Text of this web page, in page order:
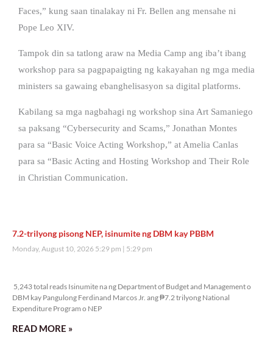
Faces,” kung saan tinalakay ni Fr. Bellen ang mensahe ni
Pope Leo XIV.
Tampok din sa tatlong araw na Media Camp ang iba’t ibang
workshop para sa pagpapaigting ng kakayahan ng mga media
ministers sa gawaing ebanghelisasyon sa digital platforms.
Kabilang sa mga nagbahagi ng workshop sina Art Samaniego
sa paksang “Cybersecurity and Scams,” Jonathan Montes
para sa “Basic Voice Acting Workshop,” at Amelia Canlas
para sa “Basic Acting and Hosting Workshop and Their Role
in Christian Communication.
7.2-trilyong pisong NEP, isinumite ng DBM kay PBBM
Monday, August 10, 2026 5:29 pm 5:29 pm
5,243 total reads Isinumite na ng Department of Budget and Management o
DBM kay Pangulong Ferdinand Marcos Jr. ang ₱7.2 trilyong National
Expenditure Program o NEP
READ MORE »